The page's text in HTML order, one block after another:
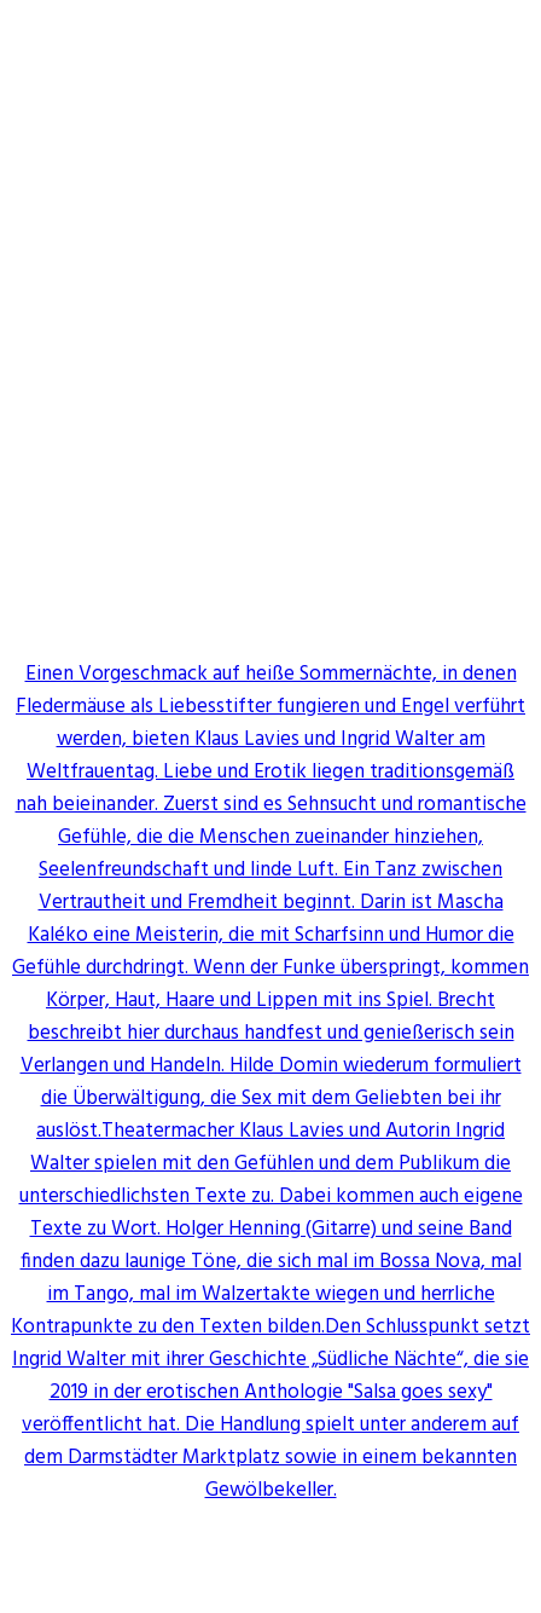
Einen Vorgeschmack auf heiße Sommernächte, in denen
Fledermäuse als Liebesstifter fungieren und Engel verführt
werden, bieten Klaus Lavies und Ingrid Walter am
Weltfrauentag. Liebe und Erotik liegen traditionsgemäß
nah beieinander. Zuerst sind es Sehnsucht und romantische
Gefühle, die die Menschen zueinander hinziehen,
Seelenfreundschaft und linde Luft. Ein Tanz zwischen
Vertrautheit und Fremdheit beginnt. Darin ist Mascha
Kaléko eine Meisterin, die mit Scharfsinn und Humor die
Gefühle durchdringt. Wenn der Funke überspringt, kommen
Körper, Haut, Haare und Lippen mit ins Spiel. Brecht
beschreibt hier durchaus handfest und genießerisch sein
Verlangen und Handeln. Hilde Domin wiederum formuliert
die Überwältigung, die Sex mit dem Geliebten bei ihr
auslöst.Theatermacher Klaus Lavies und Autorin Ingrid
Walter spielen mit den Gefühlen und dem Publikum die
unterschiedlichsten Texte zu. Dabei kommen auch eigene
Texte zu Wort. Holger Henning (Gitarre) und seine Band
finden dazu launige Töne, die sich mal im Bossa Nova, mal
im Tango, mal im Walzertakte wiegen und herrliche
Kontrapunkte zu den Texten bilden.Den Schlusspunkt setzt
Ingrid Walter mit ihrer Geschichte „Südliche Nächte“, die sie
2019 in der erotischen Anthologie "Salsa goes sexy"
veröffentlicht hat. Die Handlung spielt unter anderem auf
dem Darmstädter Marktplatz sowie in einem bekannten
Gewölbekeller.